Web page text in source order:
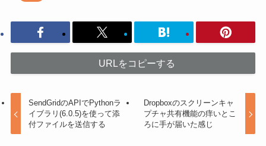
URLをコピーする
SendGridのAPIでPythonラ
イブラリ(6.0.5)を使って添
付ファイルを送信する
Dropboxのスクリーンキャ
プチャ共有機能の痒いとこ
ろに手が届いた感じ